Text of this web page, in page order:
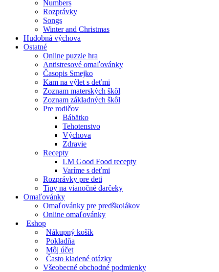
Numbers
Rozprávky
Songs
Winter and Christmas
Hudobná výchova
Ostatné
Online puzzle hra
Antistresové omaľovánky
Časopis Smejko
Kam na výlet s deťmi
Zoznam materských škôl
Zoznam základných škôl
Pre rodičov
Bábätko
Tehotenstvo
Výchova
Zdravie
Recepty
LM Good Food recepty
Varíme s deťmi
Rozprávky pre deti
Tipy na vianočné darčeky
Omaľovánky
Omaľovánky pre predškolákov
Online omaľovánky
Eshop
Nákupný košík
Pokladňa
Môj účet
Často kladené otázky
Všeobecné obchodné podmienky